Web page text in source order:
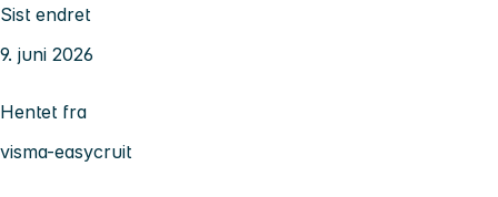
Sist endret
9. juni 2026
Hentet fra
visma-easycruit